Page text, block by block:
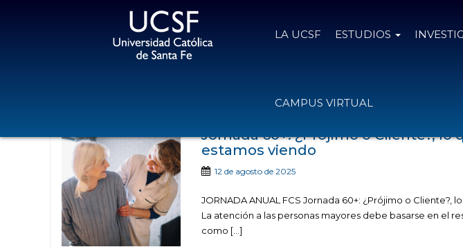
LA UCSF ESTUDIOS
CAMPUS VIRTUAL
Jornada 60+: ¿Prójimo o Cliente?, lo
estamos viendo
12 de agosto de 2025
JORNADA ANUAL FCS Jornada 60+: ¿Prójimo o Cliente?,
La atención a las personas mayores debe basarse en el
como […]